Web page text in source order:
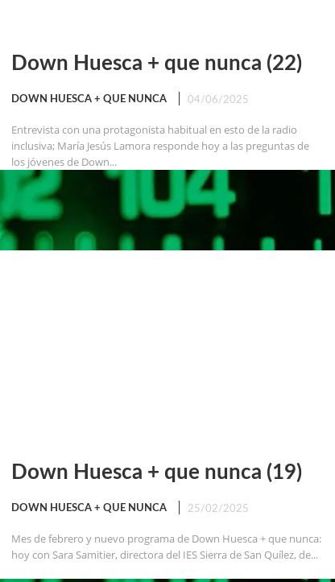
Down Huesca + que nunca (22)
DOWN HUESCA + QUE NUNCA 04/06/2025
Entrevista con una protagonista habitual en esto de la radio
inclusiva; María Jesús Lamora responde hoy a las preguntas de
los jóvenes de Down...
Down Huesca + que nunca (19)
DOWN HUESCA + QUE NUNCA 25/02/2025
Mes de febrero y nuevo programa de Down Huesca + que nunca:
hoy con Sara Samitier, directora del IES Sierra de San Quílez, de...